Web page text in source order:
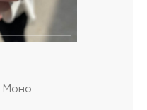
Моно